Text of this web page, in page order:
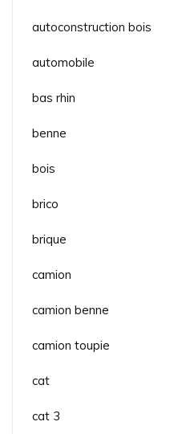
autoconstruction bois
automobile
bas rhin
benne
bois
brico
brique
camion
camion benne
camion toupie
cat
cat 3